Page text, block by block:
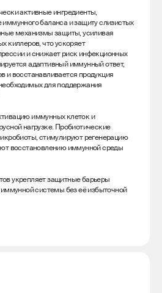
активные ингредиенты,
баланса и защиту слизистых
механизмы защиты, усиливая
киллеров, что ускоряет
и снижает риск инфекционных
адаптивный иммунный ответ,
и восстанавливается продукция
для поддержания
иммунных клеток и
нагрузке. Пробиотические
стимулируют регенерацию
восстановлению иммунной среды
укрепляет защитные барьеры
системы без её избыточной